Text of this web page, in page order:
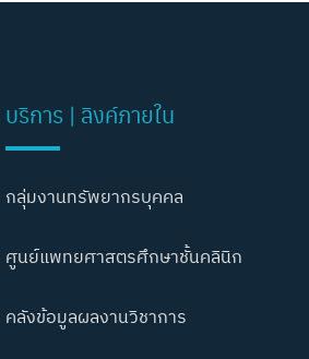
บริการ | ลิงค์ภายใน
กลุ่มงานทรัพยากรบุคคล
ศูนย์แพทยศาสตรศึกษาชั้นคลินิก
คลังข้อมูลผลงานวิชาการ